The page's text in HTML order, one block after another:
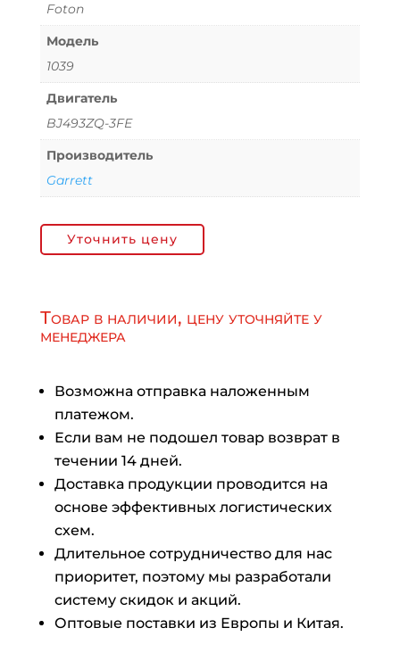
Foton
Модель
1039
Двигатель
BJ493ZQ-3FE
Производитель
Garrett
Уточнить цену
Товар в наличии, цену уточняйте у
менеджера
Возможна отправка наложенным
платежом.
Если вам не подошел товар возврат в
течении 14 дней.
Доставка продукции проводится на
основе эффективных логистических
схем.
Длительное сотрудничество для нас
приоритет, поэтому мы разработали
систему скидок и акций.
Оптовые поставки из Европы и Китая.